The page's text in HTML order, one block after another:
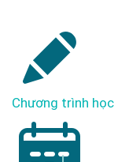
Chương trình học